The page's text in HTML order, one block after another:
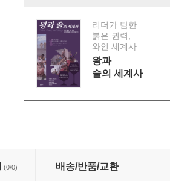
리더가 탐한
붉은 권력,
와인 세계사
왕과
술의 세계사
(0/0) 배송/반품/교환